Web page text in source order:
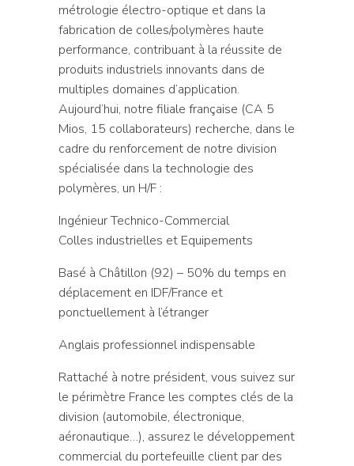
métrologie électro-optique et dans la
fabrication de colles/polymères haute
performance, contribuant à la réussite de
produits industriels innovants dans de
multiples domaines d’application.
Aujourd’hui, notre filiale française (CA 5
Mios, 15 collaborateurs) recherche, dans le
cadre du renforcement de notre division
spécialisée dans la technologie des
polymères, un H/F :
Ingénieur Technico-Commercial
Colles industrielles et Equipements
Basé à Châtillon (92) – 50% du temps en
déplacement en IDF/France et
ponctuellement à l’étranger
Anglais professionnel indispensable
Rattaché à notre président, vous suivez sur
le périmètre France les comptes clés de la
division (automobile, électronique,
aéronautique…), assurez le développement
commercial du portefeuille client par des